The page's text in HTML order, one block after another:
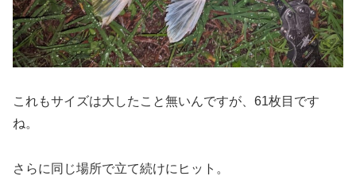
これもサイズは大したこと無いんですが、61枚目です
ね。
さらに同じ場所で立て続けにヒット。